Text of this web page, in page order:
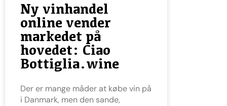
Ny vinhandel
online vender
markedet på
hovedet: Ciao
Bottiglia.wine
Der er mange måder at købe vin på
i Danmark, men den sande,